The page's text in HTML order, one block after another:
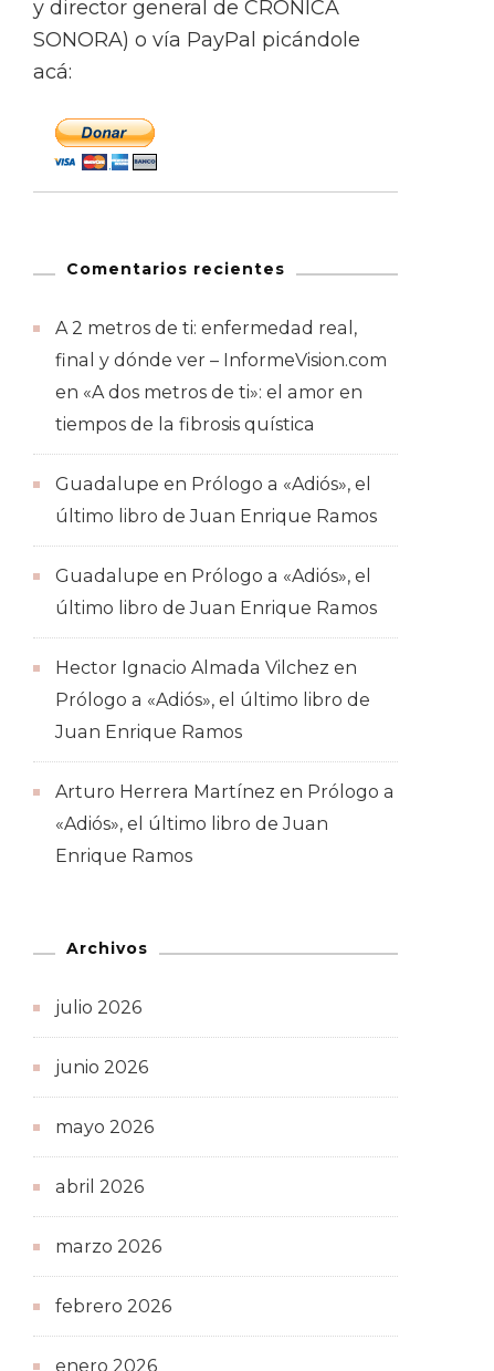
y director general de CRÓNICA
SONORA) o vía PayPal picándole
acá:
Comentarios recientes
A 2 metros de ti: enfermedad real,
final y dónde ver – InformeVision.com
en «A dos metros de ti»: el amor en
tiempos de la fibrosis quística
Guadalupe en Prólogo a «Adiós», el
último libro de Juan Enrique Ramos
Guadalupe en Prólogo a «Adiós», el
último libro de Juan Enrique Ramos
Hector Ignacio Almada Vilchez en
Prólogo a «Adiós», el último libro de
Juan Enrique Ramos
Arturo Herrera Martínez en Prólogo a
«Adiós», el último libro de Juan
Enrique Ramos
Archivos
julio 2026
junio 2026
mayo 2026
abril 2026
marzo 2026
febrero 2026
enero 2026